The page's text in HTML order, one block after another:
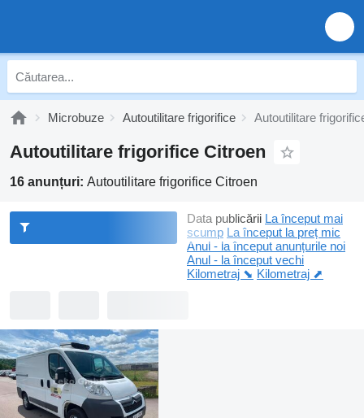
Microbuze Autoutilitare frigorifice Autoutilitare
Autoutilitare frigorifice Citroen
16 anunțuri: Autoutilitare frigorifice Citroen
Data publicării La început mai
scump La început la preț mic
Anul - la început anunțurile noi
Anul - la început vechi
Kilometraj ⬊ Kilometraj ⬈